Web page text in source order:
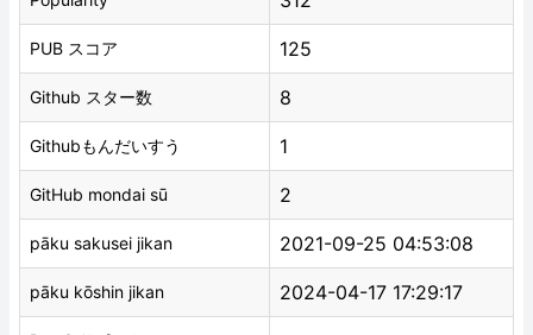
PUB スコア 125
Github スター数 8
Githubもんだいすう 1
GitHub mondai sū 2
pāku sakusei jikan 2021-09-25 04:53:08
pāku kōshin jikan 2024-04-17 17:29:17